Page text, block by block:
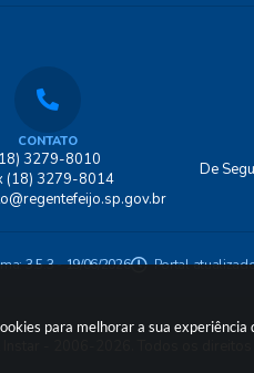
para melhorar a sua
CONTATO
3279-8010
(18) 3279-8014
De
3.5.3 - 19/06/2026 Portal